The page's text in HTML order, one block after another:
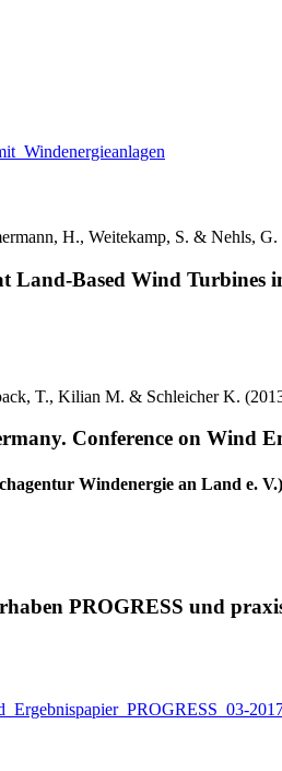
H., Weitekamp, S. & Nehls, G.
Land-Based Wind Turbines
T., Kilian M. & Schleicher K.
Conference on Wind
Windenergie an Land e.
PROGRESS und